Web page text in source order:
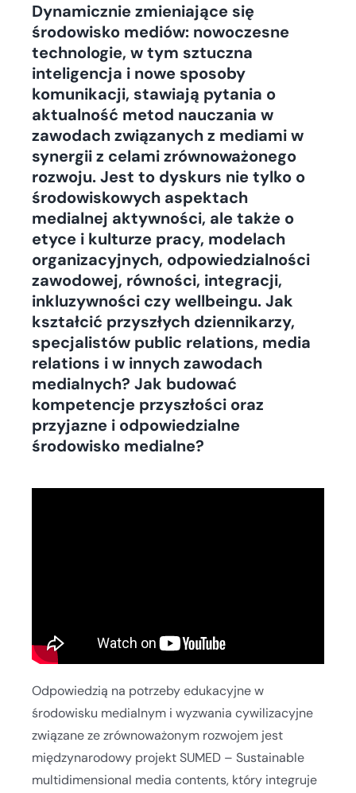
Dynamicznie zmieniające się
środowisko mediów: nowoczesne
technologie, w tym sztuczna
inteligencja i nowe sposoby
komunikacji, stawiają pytania o
aktualność metod nauczania w
zawodach związanych z mediami w
synergii z celami zrównoważonego
rozwoju. Jest to dyskurs nie tylko o
środowiskowych aspektach
medialnej aktywności, ale także o
etyce i kulturze pracy, modelach
organizacyjnych, odpowiedzialności
zawodowej, równości, integracji,
inkluzywności czy wellbeingu. Jak
kształcić przyszłych dziennikarzy,
specjalistów public relations, media
relations i w innych zawodach
medialnych? Jak budować
kompetencje przyszłości oraz
przyjazne i odpowiedzialne
środowisko medialne?
Odpowiedzią na potrzeby edukacyjne w
środowisku medialnym i wyzwania cywilizacyjne
związane ze zrównoważonym rozwojem jest
międzynarodowy projekt SUMED – Sustainable
multidimensional media contents, który integruje